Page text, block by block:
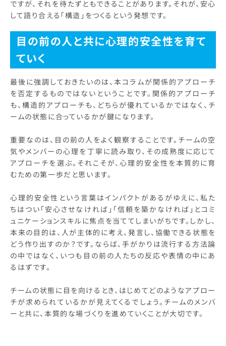
ですが、それを待たずともできることがあります。それが、安心
して語り合える「構造」をつくるという発想です。
目の前の人と共に心理的安全性を育て
ていく
最後に強調しておきたいのは、本コラムが関係的アプローチ
を否定するものではないということです。関係的アプローチ
も、構造的アプローチも、どちらが優れているかではなく、チ
ームの状態に合っているかが鍵になります。
重要なのは、目の前の人をよく観察することです。チームの空
気やメンバーの心理を丁寧に読み取り、その成熟度に応じて
アプローチを選ぶ。それこそが、心理的安全性を本質的に育
むための第一歩だと思います。
心理的安全性という言葉はインパクトがあるがゆえに、私た
ちはつい「安心させなければ」「信頼を築かなければ」とコミ
ュニケーションスキルに焦点を当ててしまいがちです。しかし、
本来の目的は、人が主体的に考え、発言し、協働できる状態を
どう作り出すのか？です。ならば、手がかりは流行する方法論
の中ではなく、いつも目の前の人たちの反応や表情の中にあ
るはずです。
チームの状態に目を向けるとき、はじめてどのようなアプロー
チが求められているかが見えてくるでしょう。チームのメンバ
ーと共に、本質的な場づくりを進めていくことが大切です。